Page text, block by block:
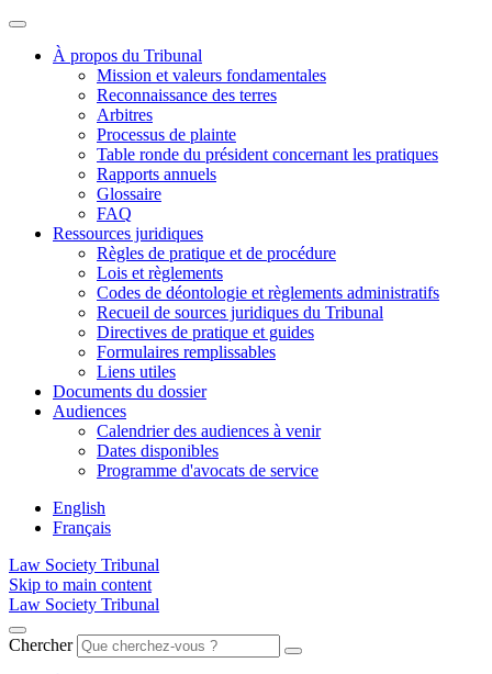
À propos du Tribunal
Mission et valeurs fondamentales
Reconnaissance des terres
Arbitres
Processus de plainte
Table ronde du président concernant les pratiques
Rapports annuels
Glossaire
FAQ
Ressources juridiques
Règles de pratique et de procédure
Lois et règlements
Codes de déontologie et règlements administratifs
Recueil de sources juridiques du Tribunal
Directives de pratique et guides
Formulaires remplissables
Liens utiles
Documents du dossier
Audiences
Calendrier des audiences à venir
Dates disponibles
Programme d'avocats de service
English
Français
Law Society Tribunal
Skip to main content
Law Society Tribunal
Chercher